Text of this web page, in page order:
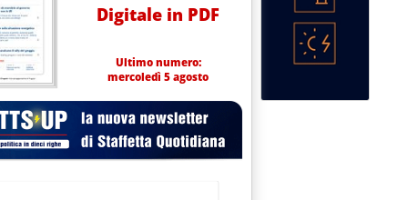
Digitale in PDF
Ultimo numero:
mercoledì 5 agosto